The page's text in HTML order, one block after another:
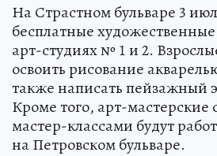
На Страстном бульваре 3
бесплатные
арт-студиях № 1 и 2.
освоить рисование
также написать пейзажный
Кроме того, арт-мастерские
мастер-классами будут
на Петровском бульваре.